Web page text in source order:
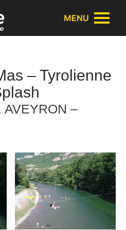
MENU
– Tyrolienne
AVEYRON –